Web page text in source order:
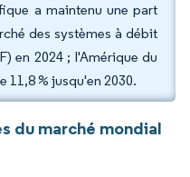
a maintenu une part
des systèmes à débit
en 2024 ; l'Amérique du
11,8 % jusqu'en 2030.
du marché mondial